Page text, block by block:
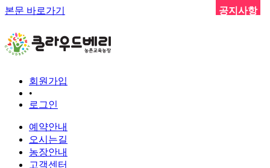
본문 바로가기
회원가입
•
로그인
예약안내
오시는길
농장안내
고객센터
공지사항